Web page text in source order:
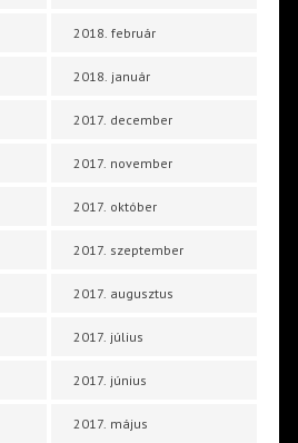
2018. február
2018. január
2017. december
2017. november
2017. október
2017. szeptember
2017. augusztus
2017. július
2017. június
2017. május